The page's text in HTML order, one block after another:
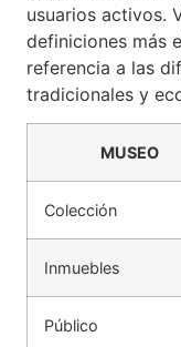
usuarios activos.
definiciones más
referencia a las
tradicionales y
MUSEO
Colección
Inmuebles
Público